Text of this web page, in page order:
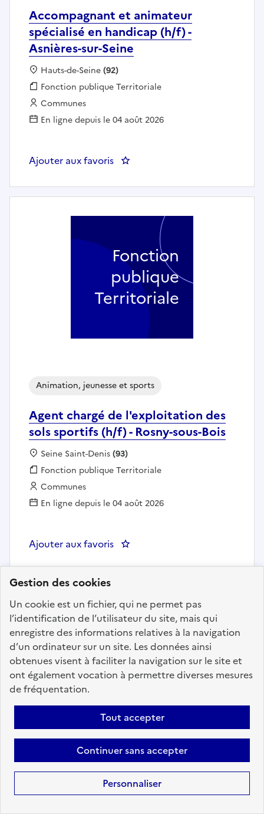
Gestion des cookies
Un cookie est un fichier, qui ne permet pas
l’identification de l’utilisateur du site, mais qui
enregistre des informations relatives à la navigation
d’un ordinateur sur un site. Les données ainsi
obtenues visent à faciliter la navigation sur le site et
ont également vocation à permettre diverses mesures
de fréquentation.
Tout accepter
Continuer sans accepter
Personnaliser
Accompagnant et animateur
spécialisé en handicap (h/f) -
Asnières-sur-Seine
Localisation :
Hauts-de-Seine(92)
Fonction publique :
Fonction publique Territoriale
Employeur :
Communes
En ligne depuis le 04 août 2026
Ajouter aux favoris
Agent chargé de l'exploitation des
sols sportifs (h/f) - Rosny-sous-Bois
Animation, jeunesse et sports
Localisation :
Seine Saint-Denis(93)
Fonction publique :
Fonction publique Territoriale
Employeur :
Communes
En ligne depuis le 04 août 2026
Ajouter aux favoris : Agent chargé de l'exploitation
Fonction
publique
Territoriale
23
24 25 200 Suivant
Aller à la page
Téléchargez dès à
présent l'application
mobile “Choisir le
service public”
Avec l’application, retrouvez en